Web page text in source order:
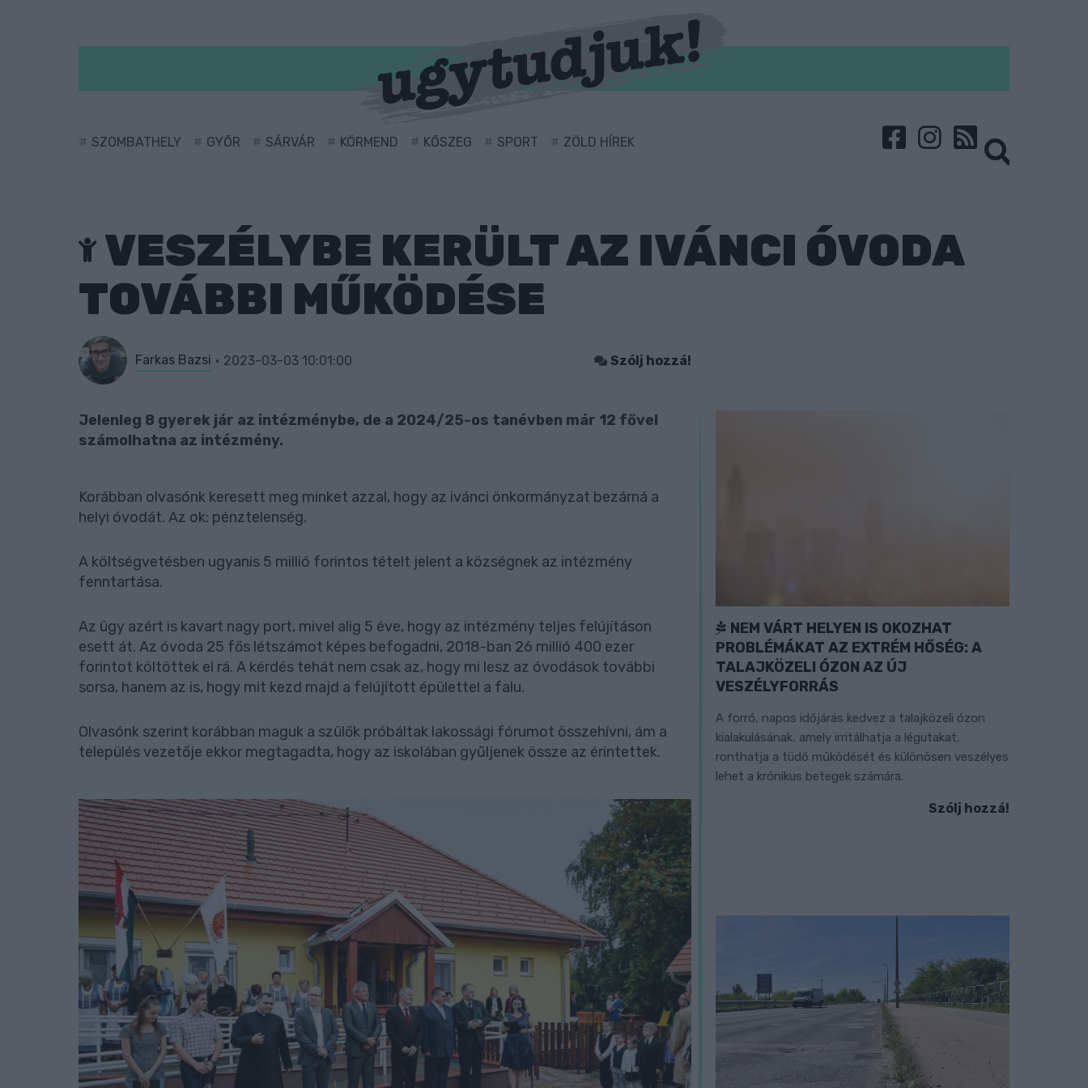
SZOMBATHELY GYŐR SÁRVÁR KÖRMEND KŐSZEG SPORT ZÖLD HÍREK
VESZÉLYBE KERÜLT AZ IVÁNCI ÓVODA
TOVÁBBI MŰKÖDÉSE
Farkas Bazsi 2023-03-03 10:01:00 Szólj hozzá!
Jelenleg 8 gyerek jár az intézménybe, de a 2024/25-os tanévben már 12 fővel
számolhatna az intézmény.
Korábban olvasónk keresett meg minket azzal, hogy az ivánci önkormányzat bezárná a
helyi óvodát. Az ok: pénztelenség.
A költségvetésben ugyanis 5 millió forintos tételt jelent a községnek az intézmény
fenntartása.
Az ügy azért is kavart nagy port, mivel alig 5 éve, hogy az intézmény teljes felújításon
esett át. Az óvoda 25 fős létszámot képes befogadni, 2018-ban 26 millió 400 ezer
forintot költöttek el rá. A kérdés tehát nem csak az, hogy mi lesz az óvodások további
sorsa, hanem az is, hogy mit kezd majd a felújított épülettel a falu.
Olvasónk szerint korábban maguk a szülők próbáltak lakossági fórumot összehívni, ám a
település vezetője ekkor megtagadta, hogy az iskolában gyűljenek össze az érintettek.
NEM VÁRT HELYEN IS OKOZHAT
PROBLÉMÁKAT AZ EXTRÉM HŐSÉG: A
TALAJKÖZELI ÓZON AZ ÚJ
VESZÉLYFORRÁS
A forró, napos időjárás kedvez a talajközeli ózon
kialakulásának, amely irritálhatja a légutakat,
ronthatja a tüdő működését és különösen veszélyes
lehet a krónikus betegek számára.
Szólj hozzá!